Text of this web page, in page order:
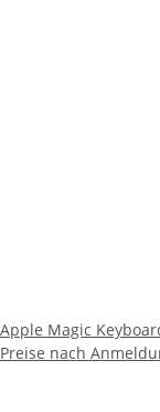
Apple Magic
Preise nach